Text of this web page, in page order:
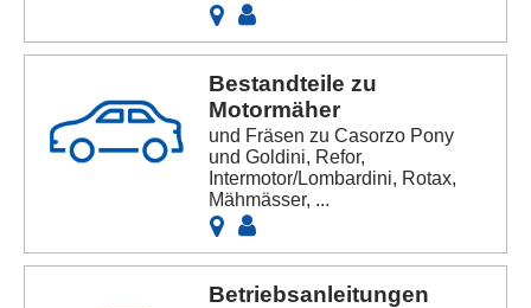
Bestandteile zu
Motormäher
und Fräsen zu Casorzo Pony
und Goldini, Refor,
Intermotor/Lombardini, Rotax,
Mähmässer, ...
Betriebsanleitungen